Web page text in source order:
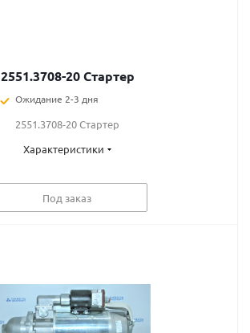
2551.3708-20 Стартер
Ожидание 2-3 дня
2551.3708-20 Стартер
Характеристики
Под заказ